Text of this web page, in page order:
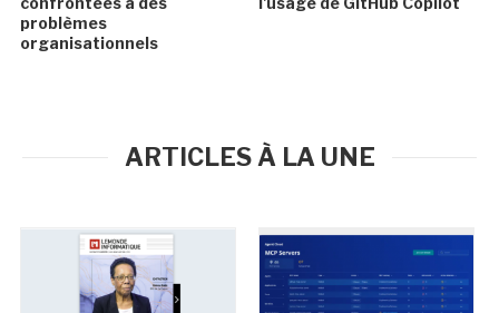
problèmes
organisationnels
ARTICLES À LA UNE